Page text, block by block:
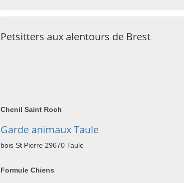
Petsitters aux alentours de Brest
Chenil Saint Roch
Garde animaux Taule
bois St Pierre 29670 Taule
Formule Chiens